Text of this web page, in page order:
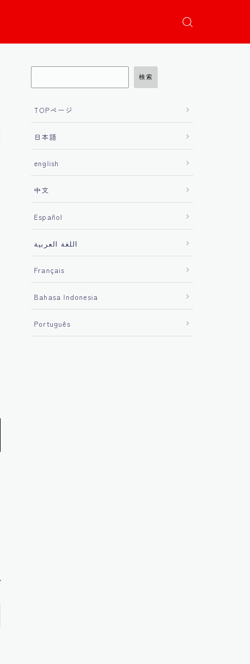
検索
TOPページ
日本語
english
中文
Español
اللغة العربية
Français
Bahasa Indonesia
Português